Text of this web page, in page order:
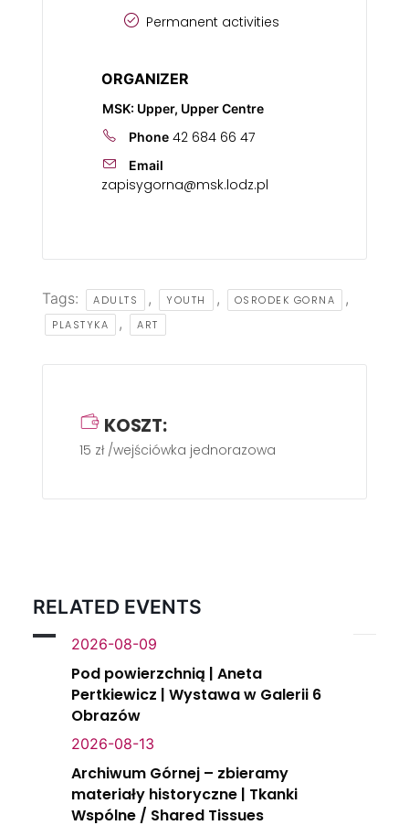
Permanent activities
ORGANIZER
MSK: Upper, Upper Centre
Phone 42 684 66 47
Email
zapisygorna@msk.lodz.pl
Tags: ADULTS , YOUTH , OSRODEK GORNA ,
PLASTYKA , ART
KOSZT:
15 zł /wejściówka jednorazowa
RELATED EVENTS
2026-08-09
Pod powierzchnią | Aneta
Pertkiewicz | Wystawa w Galerii 6
Obrazów
2026-08-13
Archiwum Górnej – zbieramy
materiały historyczne | Tkanki
Wspólne / Shared Tissues